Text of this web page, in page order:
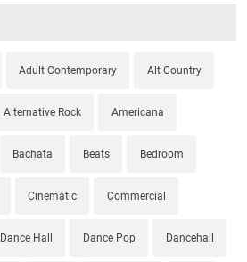
Adult Contemporary Alt Country
Alternative Rock Americana
Bachata Beats Bedroom
Cinematic Commercial
Dance Hall Dance Pop Dancehall